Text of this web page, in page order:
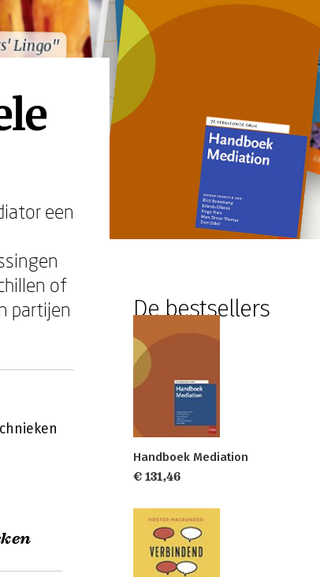
Lingo"
Lingo"
een
of
partijen
De bestsellers
Handboek Mediation
€ 131,46